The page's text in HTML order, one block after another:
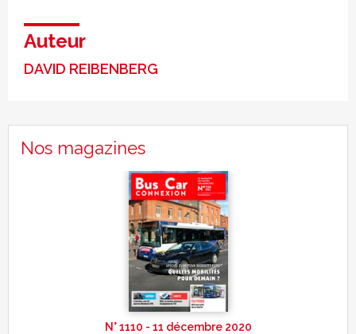
Auteur
DAVID REIBENBERG
Nos magazines
N° 1110 - 11 décembre 2020